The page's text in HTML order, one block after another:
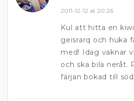
2011-12-12 at 20:26
Kul att hitta en
geisrarq och huka
med! Idag vaknar
och ska bila neråt.
färjan bokad till